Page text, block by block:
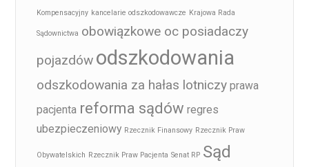
Kompensacyjny kancelarie odszkodowawcze Krajowa Rada
Sądownictwa obowiązkowe oc posiadaczy
pojazdów odszkodowania
odszkodowania za hałas lotniczy prawa
pacjenta reforma sądów regres
ubezpieczeniowy Rzecznik Finansowy Rzecznik Praw
Obywatelskich Rzecznik Praw Pacjenta Senat RP Sąd